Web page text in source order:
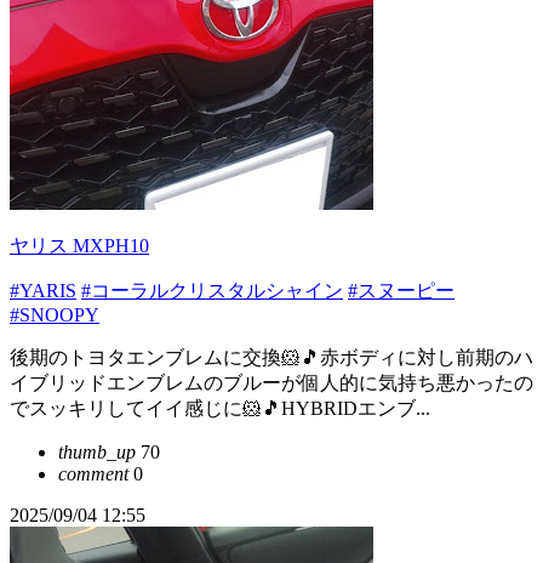
ヤリス MXPH10
#YARIS #コーラルクリスタルシャイン #スヌーピー
#SNOOPY
後期のトヨタエンブレムに交換🐹🎵赤ボディに対し前期のハ
イブリッドエンブレムのブルーが個人的に気持ち悪かったの
でスッキリしてイイ感じに🐹🎵HYBRIDエンブ...
thumb_up 70
comment0
2025/09/04 12:55